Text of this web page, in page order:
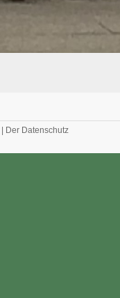
Der Datenschutz